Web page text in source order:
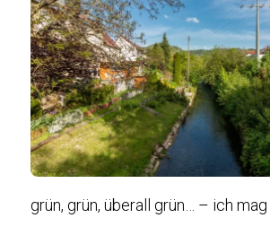
grün, grün, überall grün… – ich